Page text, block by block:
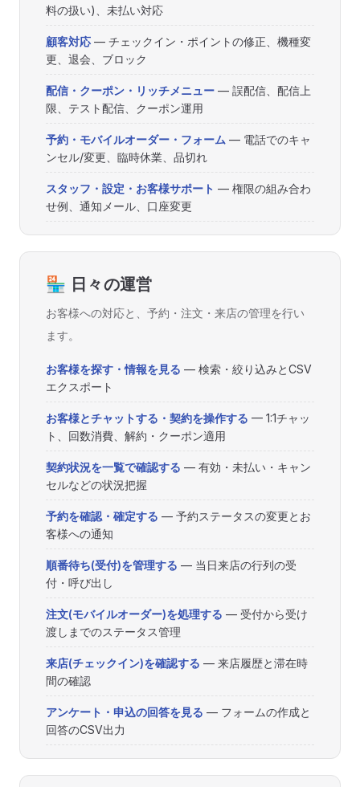
料の扱い)、未払い対応
顧客対応 — チェックイン・ポイントの修正、機種変
更、退会、ブロック
配信・クーポン・リッチメニュー — 誤配信、配信上
限、テスト配信、クーポン運用
予約・モバイルオーダー・フォーム — 電話でのキャ
ンセル/変更、臨時休業、品切れ
スタッフ・設定・お客様サポート — 権限の組み合わ
せ例、通知メール、口座変更
🏪 日々の運営
お客様への対応と、予約・注文・来店の管理を行い
ます。
お客様を探す・情報を見る — 検索・絞り込みとCSV
エクスポート
お客様とチャットする・契約を操作する — 1:1チャッ
ト、回数消費、解約・クーポン適用
契約状況を一覧で確認する — 有効・未払い・キャン
セルなどの状況把握
予約を確認・確定する — 予約ステータスの変更とお
客様への通知
順番待ち(受付)を管理する — 当日来店の行列の受
付・呼び出し
注文(モバイルオーダー)を処理する — 受付から受け
渡しまでのステータス管理
来店(チェックイン)を確認する — 来店履歴と滞在時
間の確認
アンケート・申込の回答を見る — フォームの作成と
回答のCSV出力